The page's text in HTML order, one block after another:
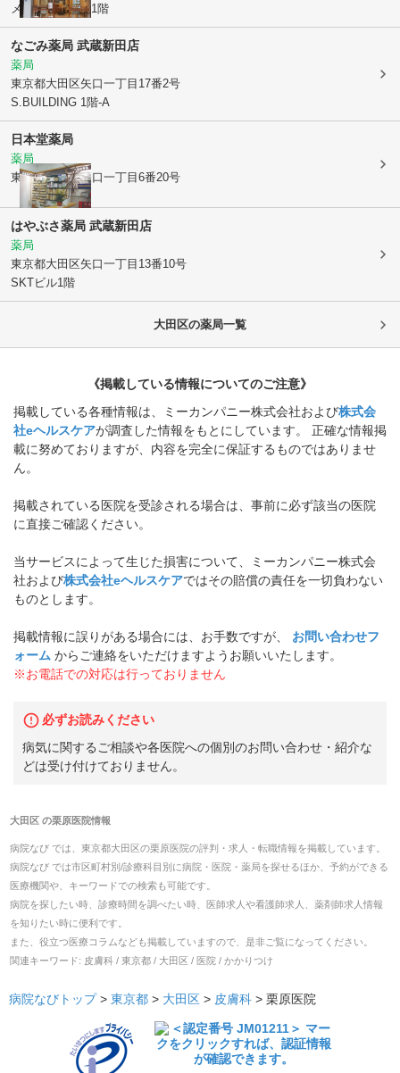
メーゾン俊2nd 1階
なごみ薬局 武蔵新田店
薬局
東京都大田区矢口一丁目17番2号
S.BUILDING 1階-A
日本堂薬局
薬局
東京都大田区矢口一丁目6番20号
はやぶさ薬局 武蔵新田店
薬局
東京都大田区矢口一丁目13番10号
SKTビル1階
大田区の薬局一覧
《掲載している情報についてのご注意》
掲載している各種情報は、ミーカンパニー株式会社および株式会
社eヘルスケアが調査した情報をもとにしています。 正確な情報掲
載に努めておりますが、内容を完全に保証するものではありませ
ん。
掲載されている医院を受診される場合は、事前に必ず該当の医院
に直接ご確認ください。
当サービスによって生じた損害について、ミーカンパニー株式会
社および株式会社eヘルスケアではその賠償の責任を一切負わない
ものとします。
掲載情報に誤りがある場合には、お手数ですが、
お問い合わせフ
ォーム からご連絡をいただけますようお願いいたします。
※お電話での対応は行っておりません
必ずお読みください
病気に関するご相談や各医院への個別のお問い合わせ・紹介な
どは受け付けておりません。
大田区の栗原医院情報
病院なび では、 東京都大田区の栗原医院の評判・求人・転職情報を掲載しています。
病院なび では市区町村別/診療科目別に病院・医院・薬局を探せるほか、予約ができる
医療機関や、キーワードでの検索も可能です。
病院を探したい時、診療時間を調べたい時、医師求人や看護師求人、薬剤師求人情報
を知りたい時に便利です。
また、役立つ医療コラムなども掲載していますので、是非ご覧になってください。
関連キーワード: 皮膚科 / 東京都 / 大田区 / 医院 / かかりつけ
病院なびトップ > 東京都 > 大田区 > 皮膚科 > 栗原医院